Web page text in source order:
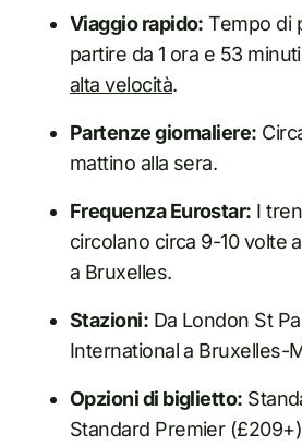
Viaggio rapido: Tempo di
partire da 1 ora e 53
alta velocità.
Partenze giornaliere:
mattino alla sera.
Frequenza Eurostar: I
circolano circa 9-10 volte
a Bruxelles.
Stazioni: Da London St
International a Bruxelles-
Opzioni di biglietto:
Standard Premier